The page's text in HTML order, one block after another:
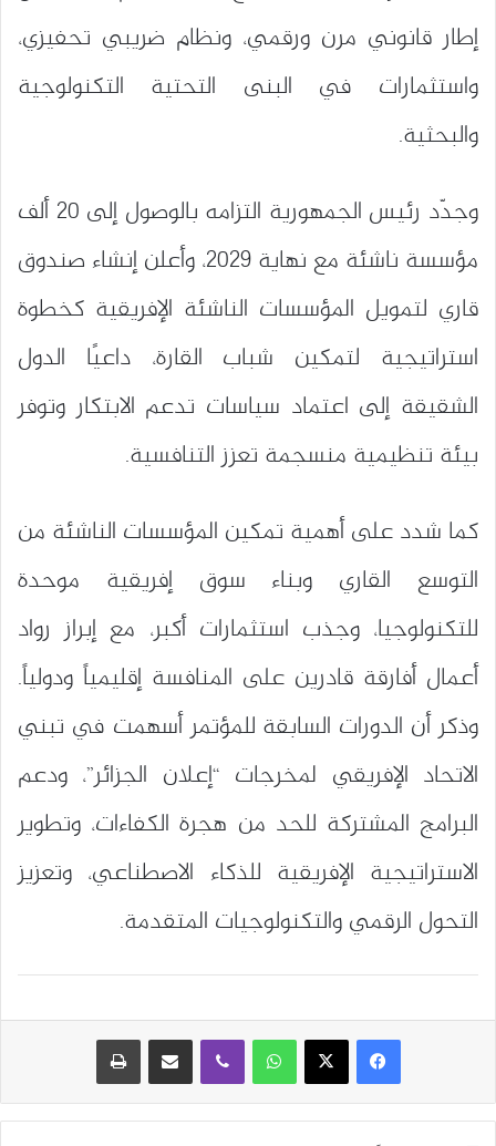
إطار قانوني مرن ورقمي، ونظام ضريبي تحفيزي،
واستثمارات في البنى التحتية التكنولوجية
والبحثية.
وجدّد رئيس الجمهورية التزامه بالوصول إلى 20 ألف
مؤسسة ناشئة مع نهاية 2029، وأعلن إنشاء صندوق
قاري لتمويل المؤسسات الناشئة الإفريقية كخطوة
استراتيجية لتمكين شباب القارة، داعيًا الدول
الشقيقة إلى اعتماد سياسات تدعم الابتكار وتوفر
بيئة تنظيمية منسجمة تعزز التنافسية.
كما شدد على أهمية تمكين المؤسسات الناشئة من
التوسع القاري وبناء سوق إفريقية موحدة
للتكنولوجيا، وجذب استثمارات أكبر، مع إبراز رواد
أعمال أفارقة قادرين على المنافسة إقليمياً ودولياً.
وذكر أن الدورات السابقة للمؤتمر أسهمت في تبني
الاتحاد الإفريقي لمخرجات “إعلان الجزائر”، ودعم
البرامج المشتركة للحد من هجرة الكفاءات، وتطوير
الاستراتيجية الإفريقية للذكاء الاصطناعي، وتعزيز
التحول الرقمي والتكنولوجيات المتقدمة.
واتساب مشاركة عبر البريد